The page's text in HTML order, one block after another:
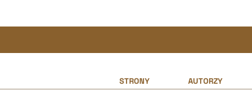
STRONY AUTORZY